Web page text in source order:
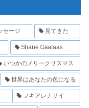
セージ 見てきた
Shane Gaalaas
いつかのメリークリスマス
世界はあなたの色になる
フキアレナサイ